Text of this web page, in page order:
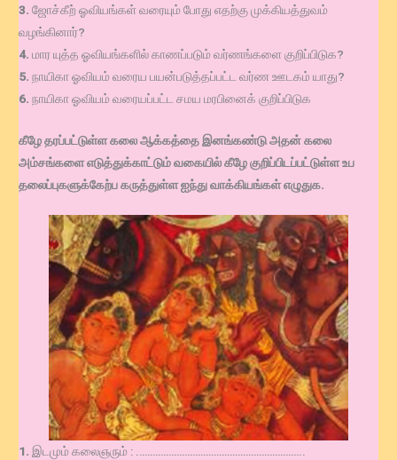
3. ஜோச்கீற் ஓவியங்கள் வரையும் போது எதற்கு முக்கியத்துவம்
வழங்கினார்?
4. மார யுத்த ஓவியங்களில் காணப்படும் வர்ணங்களை குறிப்பிடுக?
5. நாயிகா ஓவியம் வரைய பயன்படுத்தப்பட்ட வர்ண ஊடகம் யாது?
6. நாயிகா ஓவியம் வரையப்பட்ட சமய மரபினைக் குறிப்பிடுக
கீழே தரப்பட்டுள்ள கலை ஆக்கத்தை இனங்கண்டு அதன் கலை
அம்சங்களை எடுத்துக்காட்டும் வகையில் கீழே குறிப்பிடப்பட்டுள்ள உப
தலைப்புகளுக்கேற்ப கருத்துள்ள ஐந்து வாக்கியங்கள் எழுதுக.
1.இடமும் கலைஞரும் : .……………………………………………………..